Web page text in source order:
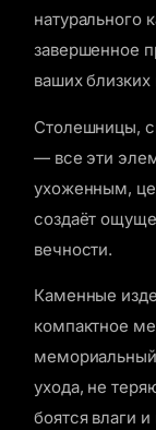
натурального
завершенное
ваших
Столешницы,
— все эти
ухоженным,
создаёт
вечности.
Каменные
компактное
ухода, не
боятся влаги